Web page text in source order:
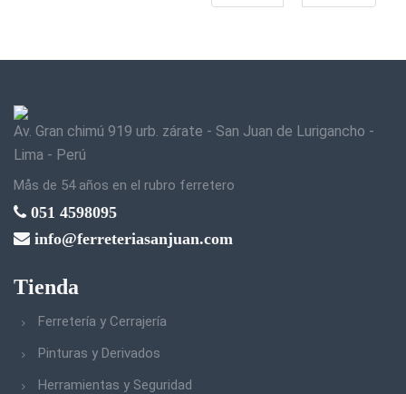
Av. Gran chimú 919 urb. zárate - San Juan de Lurigancho -
Lima - Perú
Mås de 54 años en el rubro ferretero
051 4598095
info@ferreteriasanjuan.com
Tienda
Ferretería y Cerrajería
Pinturas y Derivados
Herramientas y Seguridad